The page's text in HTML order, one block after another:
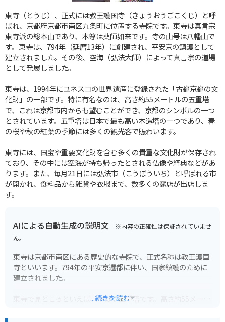
東寺（とうじ）、正式には教王護国寺（きょうおうごこくじ）と呼
ばれ、京都府京都市南区九条町に位置する寺院です。東寺は真言宗
東寺派の総本山であり、本尊は薬師如来です。寺の山号は八幡山で
す。東寺は、794年（延暦13年）に創建され、平安京の鎮護として
建立されました。その後、空海（弘法大師）によって真言宗の道場
として発展しました。
東寺は、1994年にユネスコの世界遺産に登録された「古都京都の文
化財」の一部です。特に有名なのは、高さ約55メートルの五重塔
で、これは京都市内からも望むことができ、京都のシンボルの一つ
とされています。五重塔は日本で最も高い木造塔の一つであり、春
の桜や秋の紅葉の季節には多くの観光客で賑わいます。
東寺には、国宝や重要文化財を含む多くの貴重な文化財が保存され
ており、その中には空海が持ち帰ったとされる仏像や経典などがあ
ります。また、毎月21日には弘法市（こうぼういち）と呼ばれる市
が開かれ、食料品から雑貨や衣服まで、数多くの露店が出店しま
す。
AIによる自動生成の説明文 ※内容の正確性は保証されていませ
ん。
東寺は京都市南区にある歴史的な寺院で、正式名称は教王護国
寺といいます。794年の平安京遷都に伴い、国家鎮護のために
建立されました。
東寺で見どころといえば、やはり五重塔です。高さ約55メート
...続きを読む